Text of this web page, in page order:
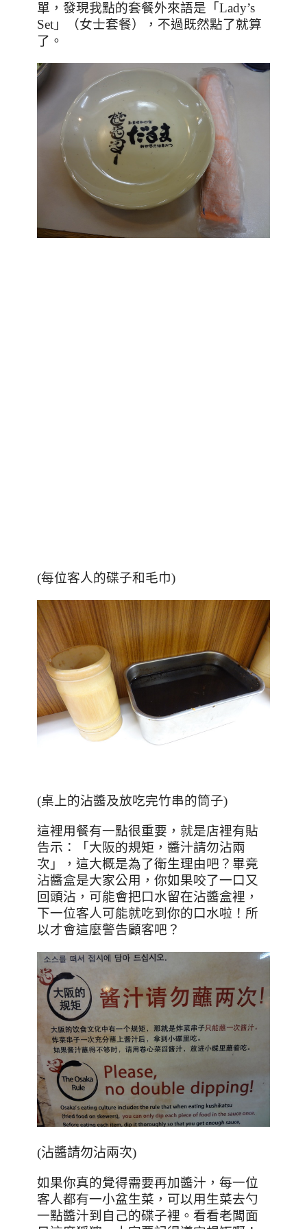
單，發現我點的套餐外來語是「 Lady’s
Set 」（女士套餐），不過既然點了就算
了。
(每位客人的碟子和毛巾)
(桌上的沾醬及放吃完竹串的筒子)
這裡用餐有一點很重要 ，就是店裡有貼
告示：「 大阪的規矩，醬汁請勿沾兩
次 」，這大概是為了衛生理由吧？畢竟
沾醬盒是大家公用，你如果咬了一口又
回頭沾，可能會把口水留在沾醬盒裡，
下一位客人可能就吃到你的口水啦！所
以才會這麼警告顧客吧？
(沾醬請勿沾兩次)
如果你真的覺得需要再加醬汁，每一位
客人都有一小盆生菜，可以用生菜去勺
一點醬汁到自己的碟子裡。看看老闆面